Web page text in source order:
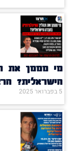
מי מממן את
הישראלית?
5 בפברואר 2025